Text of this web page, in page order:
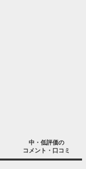
中・低評価の
コメント・口コミ